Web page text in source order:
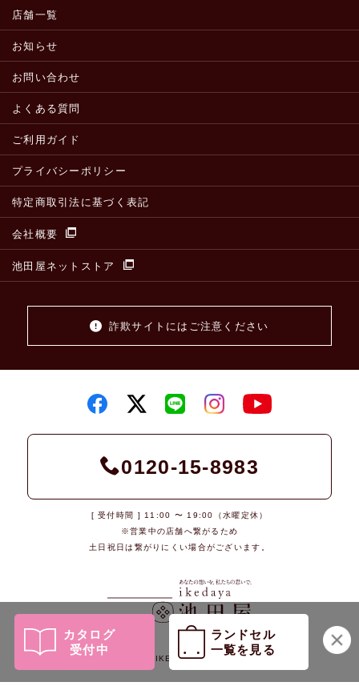
カタログ
受付中
ランドセル
一覧を見る
店舗一覧
お知らせ
お問い合わせ
よくある質問
ご利用ガイド
プライバシーポリシー
特定商取引法に基づく表記
会社概要
池田屋ネットストア
詐欺サイトにはご注意ください
0120-15-8983
[ 受付時間 ] 11:00 〜 19:00（水曜定休）
※営業中の店舗へ繋がるため
土日祝日は繋がりにくい場合がございます。
© 2026 IKEDAYA Co., Ltd.